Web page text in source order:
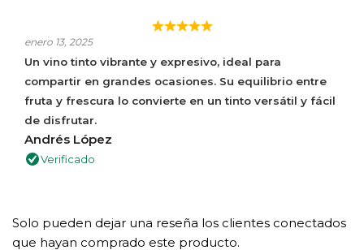
enero 13, 2025
Un vino tinto vibrante y expresivo, ideal para
compartir en grandes ocasiones. Su equilibrio entre
fruta y frescura lo convierte en un tinto versátil y fácil
de disfrutar.
Andrés López
Verificado
Solo pueden dejar una reseña los clientes conectados
que hayan comprado este producto.